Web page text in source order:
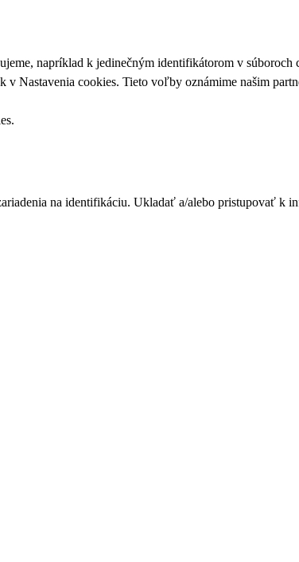
napríklad k jedinečným identifikátorom v
v Nastavenia cookies. Tieto voľby oznámime našim
.
na identifikáciu. Ukladať a/alebo pristupovať k